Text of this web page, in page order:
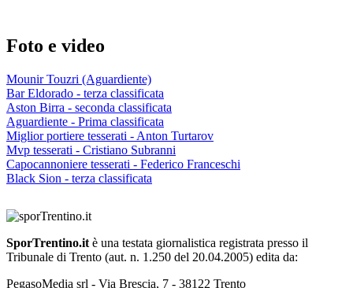
Foto e video
Mounir Touzri (Aguardiente)
Bar Eldorado - terza classificata
Aston Birra - seconda classificata
Aguardiente - Prima classificata
Miglior portiere tesserati - Anton Turtarov
Mvp tesserati - Cristiano Subranni
Capocannoniere tesserati - Federico Franceschi
Black Sion - terza classificata
SporTrentino.it è una testata giornalistica registrata presso il
Tribunale di Trento (aut. n. 1.250 del 20.04.2005) edita da:
PegasoMedia srl - Via Brescia, 7 - 38122 Trento